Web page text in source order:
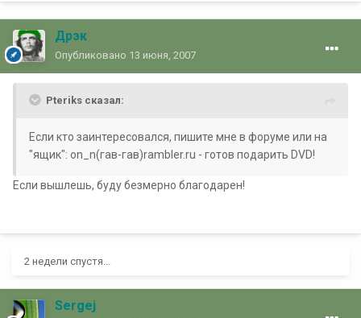
Дрэк
Опубликовано 13 июня, 2007
Pteriks сказал:
Если кто заинтересовался, пишите мне в форуме или на
"ящик": on_n(гав-гав)rambler.ru - готов подарить DVD!
Если вышлешь, буду безмерно благодарен!
2 недели спустя...
Sergej